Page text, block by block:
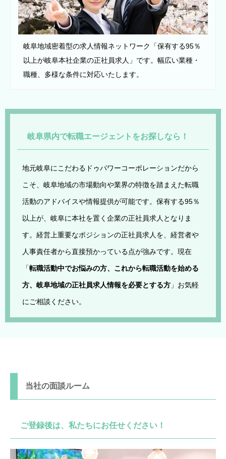
岐阜地域密着型の求人情報ネットワーク「保有する95％
以上が岐阜本社企業の正社員求人」です。幅広い業種・
職種、多様な条件に対応いたします。
岐阜県内で転職エージェントをお探しなら！
地元岐阜にこだわるドゥパワーコーポレーションだから
こそ、岐阜地域の市場動向や業界の特徴を踏まえた転職
活動のアドバイスや情報提供が可能です。保有する95％
以上が、岐阜に本社を置く企業の正社員求人となりま
す。経営上重要なポジションの正社員求人を、経営者や
人事責任者から直接預かっている点が強みです。現在
「転職活動中でお悩みの方、これから転職活動を始める
方、岐阜地域の正社員求人情報を必要とする方 」お気軽
にご相談ください。
当社の面談ルーム
ご登録後は、私たちにお任せください！